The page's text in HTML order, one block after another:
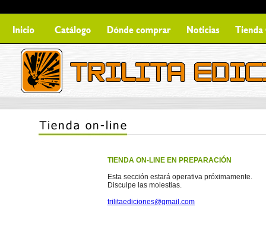
TIENDA ON-LINE EN PREPARACIÓN
Esta sección estará operativa próximamente.
Disculpe las molestias.
trilitaediciones@gmail.com